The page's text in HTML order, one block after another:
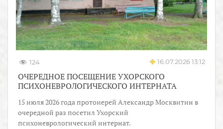
124 16.07.2026 13:12
ОЧЕРЕДНОЕ ПОСЕЩЕНИЕ УХОРСКОГО
ПСИХОНЕВРОЛОГИЧЕСКОГО ИНТЕРНАТА
15 июля 2026 года протоиерей Александр Москвитин в
очередной раз посетил Ухорский
психоневрологический интернат.